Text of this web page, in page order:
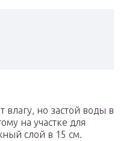
влагу, но застой воды в
на участке для
слой в 15 см.